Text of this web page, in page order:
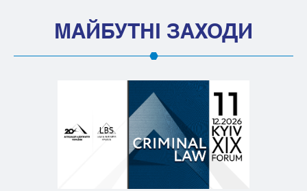
МАЙБУТНІ ЗАХОДИ